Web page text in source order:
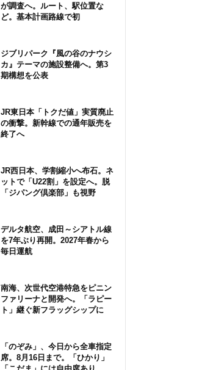
が調査へ。ルート、駅位置な
ど。基本計画路線で初
ジブリパーク『風の谷のナウシ
カ』テーマの施設整備へ。第3
期構想を公表
JR東日本「トクだ値」実質廃止
の衝撃。新幹線での通年販売を
終了へ
JR西日本、学割縮小へ布石。ネ
ットで「U22割」を設定へ。脱
「ジパング倶楽部」も視野
デルタ航空、成田～シアトル線
を7年ぶり再開。2027年春から
毎日運航
南海、次世代空港特急をピニン
ファリーナと開発へ。「ラピー
ト」継ぐ新フラッグシップに
「のぞみ」、今日から全車指定
席。8月16日まで。「ひかり」